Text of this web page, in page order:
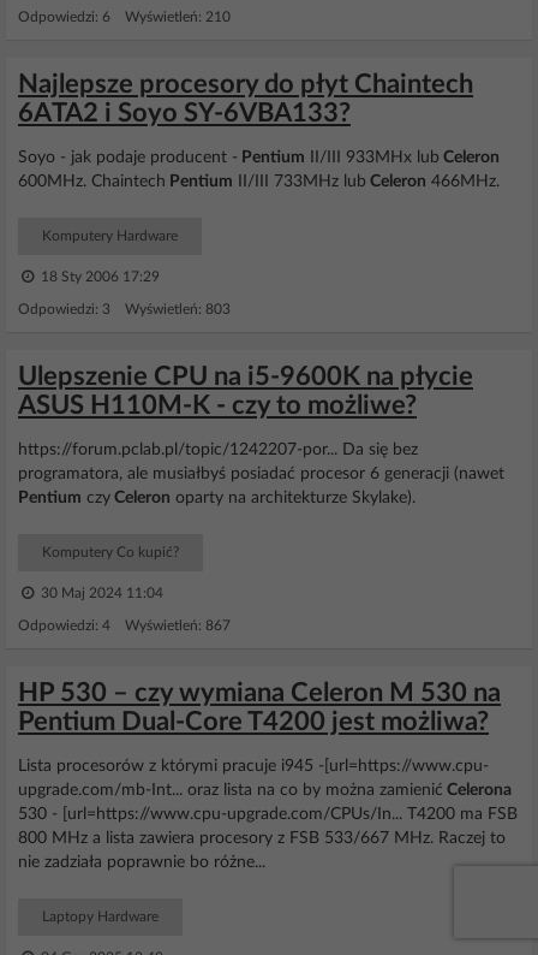
Odpowiedzi: 6 Wyświetleń: 210
Najlepsze procesory do płyt Chaintech
6ATA2 i Soyo SY-6VBA133?
Soyo - jak podaje producent - Pentium II/III 933MHx lub Celeron
600MHz. Chaintech Pentium II/III 733MHz lub Celeron 466MHz.
Komputery Hardware
18 Sty 2006 17:29
Odpowiedzi: 3 Wyświetleń: 803
Ulepszenie CPU na i5-9600K na płycie
ASUS H110M-K - czy to możliwe?
https://forum.pclab.pl/topic/1242207-por... Da się bez
programatora, ale musiałbyś posiadać procesor 6 generacji (nawet
Pentium czy Celeron oparty na architekturze Skylake).
Komputery Co kupić?
30 Maj 2024 11:04
Odpowiedzi: 4 Wyświetleń: 867
HP 530 – czy wymiana Celeron M 530 na
Pentium Dual-Core T4200 jest możliwa?
Lista procesorów z którymi pracuje i945 -[url=https://www.cpu-
upgrade.com/mb-Int... oraz lista na co by można zamienić Celerona
530 - [url=https://www.cpu-upgrade.com/CPUs/In... T4200 ma FSB
800 MHz a lista zawiera procesory z FSB 533/667 MHz. Raczej to
nie zadziała poprawnie bo różne...
Laptopy Hardware